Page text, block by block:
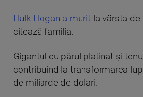
Hulk Hogan a murit la vârsta de
citează familia.
Gigantul cu părul platinat şi
contribuind la transformarea
de miliarde de dolari.